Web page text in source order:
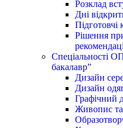
Розклад
Дні
Підготовчі
Рішення
Спеціальності
бакалавр”
Дизайн
Дизайн
Графічний
Живопис та